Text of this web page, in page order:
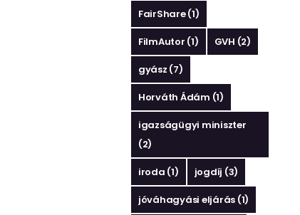
FairShare(1)
FilmAutor (1) GVH (2)
gyász (7)
Horváth Ádám (1)
igazságügyi miniszter
(2)
iroda (1) jogdíj (3)
jóváhagyási eljárás (1)